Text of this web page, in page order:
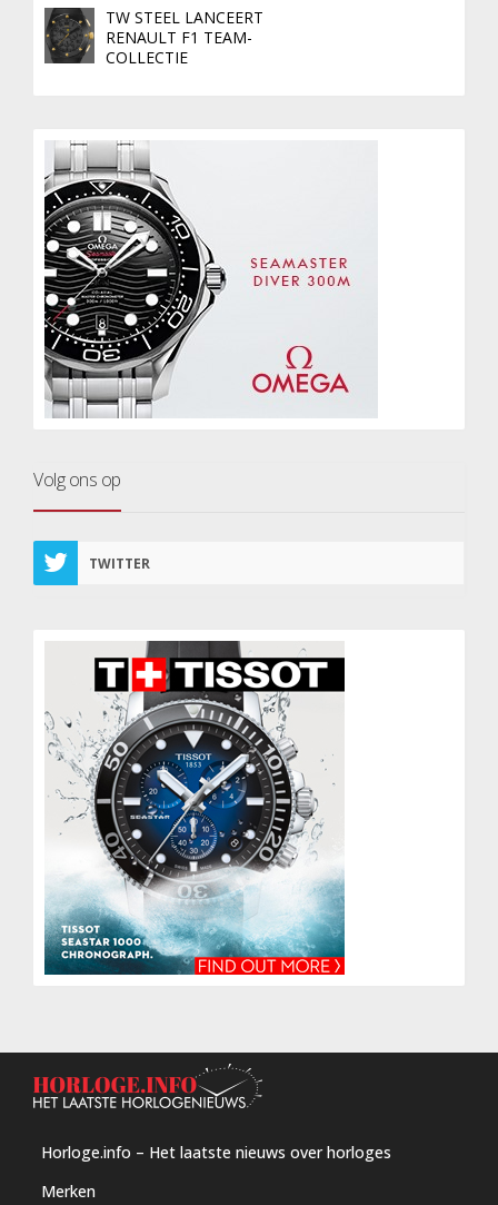
TW STEEL LANCEERT
RENAULT F1 TEAM-
COLLECTIE
Volg ons op
TWITTER
Horloge.info – Het laatste nieuws over horloges
Merken